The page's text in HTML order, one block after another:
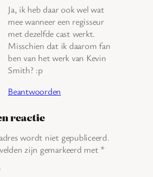
Ja, ik heb daar ook wel wat
mee wanneer een regisseur
met dezelfde cast werkt.
Misschien dat ik daarom fan
ben van het werk van Kevin
Smith? :p
Beantwoorden
reactie
wordt niet gepubliceerd.
zijn gemarkeerd met *